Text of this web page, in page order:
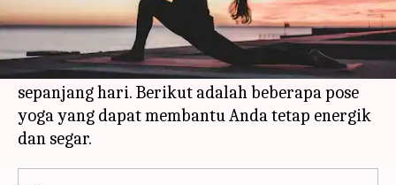
Yoga adalah latihan yang baik untuk menjaga
kesehatan fisik dan mental. Beberapa pose yoga
dapat membantu Anda merasa lebih energik
sepanjang hari. Berikut adalah beberapa pose
yoga yang dapat membantu Anda tetap energik